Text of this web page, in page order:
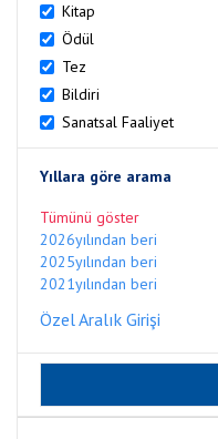
Kitap
Ödül
Tez
Bildiri
Sanatsal Faaliyet
Yıllara göre arama
Tümünü göster
2026yılından beri
2025yılından beri
2021yılından beri
Özel Aralık Girişi